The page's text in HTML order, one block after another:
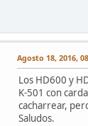
Agosto 18, 2016,
Los HD600 y
K-501 con
cacharrear,
Saludos.